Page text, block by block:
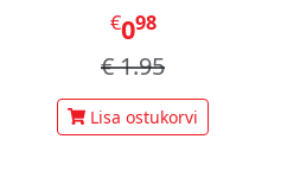
€098
€1.95
Lisa ostukorvi